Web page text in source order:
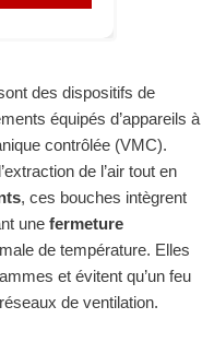
des dispositifs de
équipés d’appareils à
contrôlée (VMC).
de l’air tout en
, ces bouches intègrent
une fermeture
de température. Elles
et évitent qu’un feu
de ventilation.